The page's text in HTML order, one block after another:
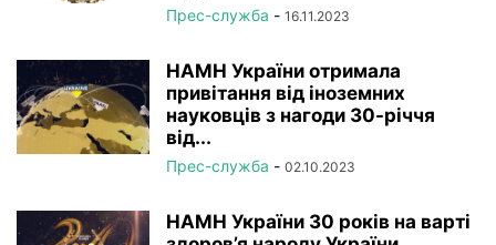
Прес-служба - 16.11.2023
НАМН України отримала
привітання від іноземних
науковців з нагоди 30-річчя
від...
Прес-служба - 02.10.2023
НАМН України 30 років на варті